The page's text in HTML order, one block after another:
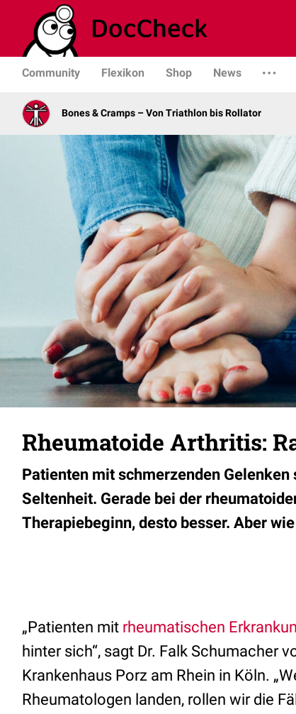
Community Flexikon Shop News
Bones & Cramps – Von Triathlon bis Rollator
Rheumatoide Arthritis:
Patienten mit schmerzenden
Seltenheit. Gerade bei der
Therapiebeginn, desto besser. Aber
„Patienten mit rheumatischen
hinter sich“, sagt Dr. Falk Schumacher
Krankenhaus Porz am Rhein in Köln.
Rheumatologen landen, rollen wir die